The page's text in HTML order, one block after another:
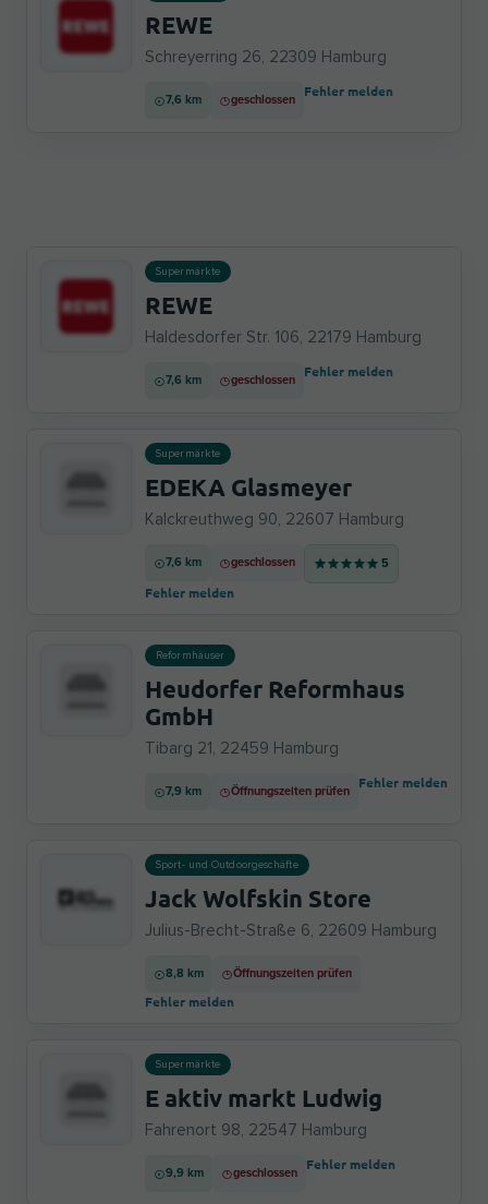
REWE
Schreyerring 26, 22309 Hamburg
7,6 km geschlossen
Fehler melden
Supermärkte
REWE
Haldesdorfer Str. 106, 22179 Hamburg
7,6 km geschlossen
Fehler melden
Supermärkte
EDEKA Glasmeyer
Kalckreuthweg 90, 22607 Hamburg
7,6 km geschlossen 5
Fehler melden
Reformhäuser
Heudorfer Reformhaus
GmbH
Tibarg 21, 22459 Hamburg
7,9 km Öffnungszeiten prüfen
Fehler melden
Sport- und Outdoorgeschäfte
Jack Wolfskin Store
Julius-Brecht-Straße 6, 22609 Hamburg
8,8 km Öffnungszeiten prüfen
Fehler melden
Supermärkte
E aktiv markt Ludwig
Fahrenort 98, 22547 Hamburg
9,9 km geschlossen
Fehler melden